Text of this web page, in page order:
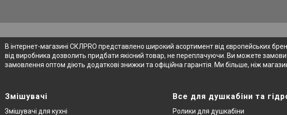
В інтернет-магазині СКЛPRO представлено широкий асортимент від європейських
від виробника дозволить придбати якісний товар, не переплачуючи. Ви можете
замовлення оптом діють додаткові знижки та офіційна гарантія. Ми більше, ніж
Змішувачі
Змішувачі для кухні
Все для душкабіни та
Ролики для душкабіни